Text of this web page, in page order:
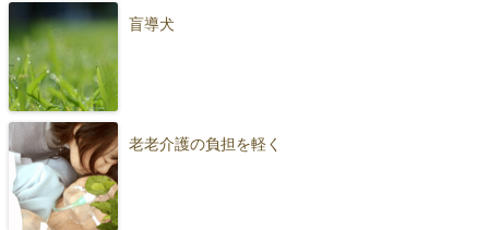
盲導犬
老老介護の負担を軽く